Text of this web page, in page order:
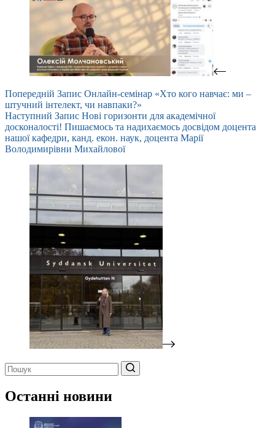
Попередній Запис Онлайн-семінар «Хто кого навчає: ми –
штучний інтелект, чи навпаки?»
Наступний Запис Нові горизонти для академічної
досконалості! Пишаємось та надихаємось досвідом доцента
нашої кафедри, канд. екон. наук, доцента Марії
Володимирівни Михайлової
результатів
Останні новини